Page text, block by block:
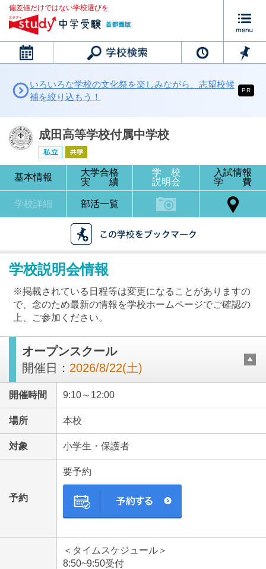
偏差値だけではない学校選びを
カレンダー
最近見た学校
成田高等学校付属中学校
ブックマークした学校
いろいろな学校の文化祭を楽しみながら、志望校候
補を絞り込もう！
PR
成田高等学校付属中学校
基本情報
大学合格
実 績
学 校
説明会
入試情報
学 費
学校詳細 部活一覧
学校説明会情報
※掲載されている日程等は変更になることがありますの
で、念のため最新の情報を学校ホームページでご確認の
上、ご参加ください。
オープンスクール
開催日： 2026/8/22(土)
開催時間 9:10～12:00
場所 本校
対象 小学生・保護者
予約
要予約
＜タイムスケジュール＞
8:50~9:50受付